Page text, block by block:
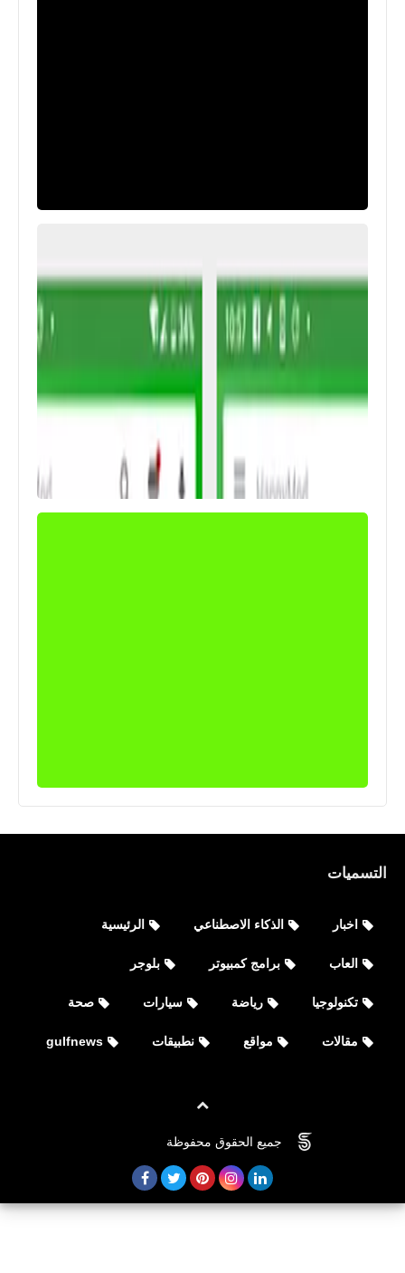
اخبار
رقم خدمة عملاء فودافون مصر 2021
نطبيقات
تحميل تطبيق القبس بريميوم للأيفون
التسميات
اخبار الذكاء الاصطناعي الرئيسية
العاب برامج كمبيوتر بلوجر
تكنولوجيا رياضة سيارات صحة
مقالات مواقع نطبيقات gulfnews
جميع الحقوق محفوظة